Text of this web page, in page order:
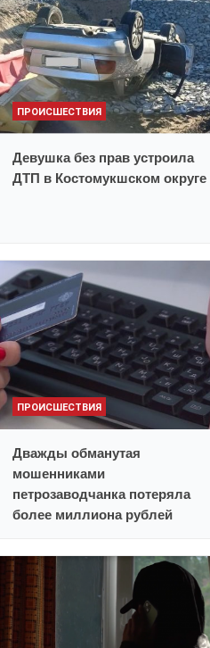
ПРОИСШЕСТВИЯ
Девушка без прав устроила
ДТП в Костомукшском округе
ПРОИСШЕСТВИЯ
Дважды обманутая
мошенниками
петрозаводчанка потеряла
более миллиона рублей